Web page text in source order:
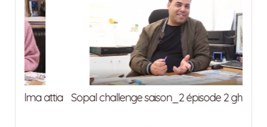
Sopal challenge saison_2 épisode 2 ghrab imed